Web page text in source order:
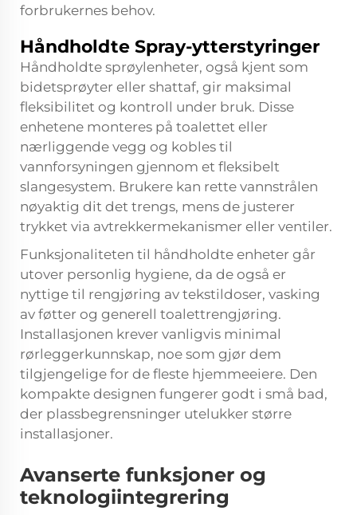
forbrukernes behov.
Håndholdte Spray-ytterstyringer
Håndholdte sprøylenheter, også kjent som
bidetsprøyter eller shattaf, gir maksimal
fleksibilitet og kontroll under bruk. Disse
enhetene monteres på toalettet eller
nærliggende vegg og kobles til
vannforsyningen gjennom et fleksibelt
slangesystem. Brukere kan rette vannstrålen
nøyaktig dit det trengs, mens de justerer
trykket via avtrekkermekanismer eller ventiler.
Funksjonaliteten til håndholdte enheter går
utover personlig hygiene, da de også er
nyttige til rengjøring av tekstildoser, vasking
av føtter og generell toalettrengjøring.
Installasjonen krever vanligvis minimal
rørleggerkunnskap, noe som gjør dem
tilgjengelige for de fleste hjemmeeiere. Den
kompakte designen fungerer godt i små bad,
der plassbegrensninger utelukker større
installasjoner.
Avanserte funksjoner og
teknologiintegrering